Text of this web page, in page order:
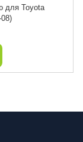
для Toyota